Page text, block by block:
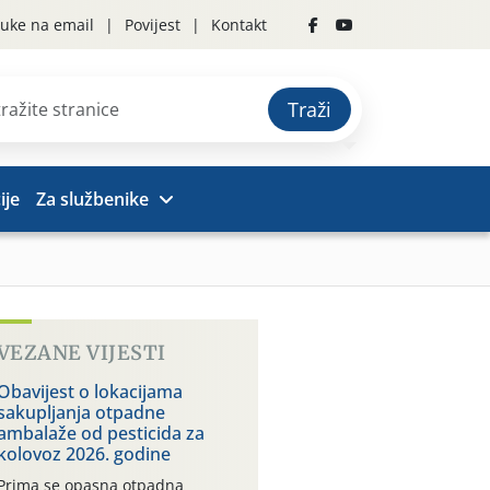
na email Povijest Kontakt
Traži
Za službenike
VIJESTI
o lokacijama
otpadne
od pesticida za
2026. godine
se opasna otpadna